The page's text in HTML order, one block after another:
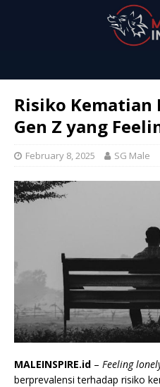
Risiko
Gen Z yang
February 8, 2025 SG Male
MALEINSPIRE.id – Feeling
berprevalensi terhadap risiko